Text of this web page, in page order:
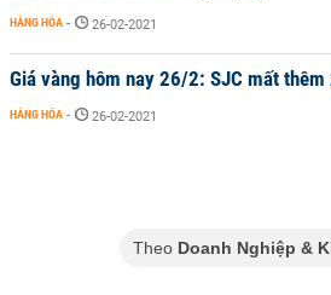
HÀNG HÓA - 26-02-2021
Giá vàng hôm nay 26/2: SJC mất
HÀNG HÓA - 26-02-2021
Theo Doanh Nghiệp &